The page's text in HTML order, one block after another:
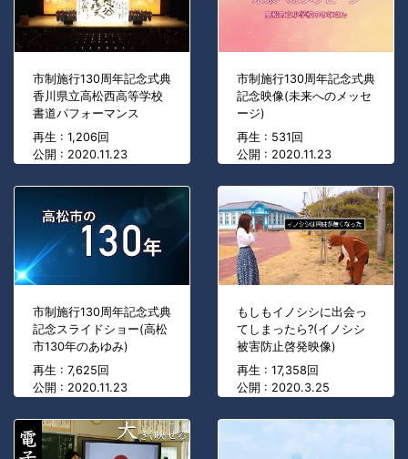
市制施行130周年記念式典
香川県立高松西高等学校
書道パフォーマンス
再生 : 1,206回
公開 : 2020.11.23
市制施行130周年記念式典
記念映像(未来へのメッセ
ージ)
再生 : 531回
公開 : 2020.11.23
市制施行130周年記念式典
記念スライドショー(高松
市130年のあゆみ)
再生 : 7,625回
公開 : 2020.11.23
もしもイノシシに出会っ
てしまったら?(イノシシ
被害防止啓発映像)
再生 : 17,358回
公開 : 2020.3.25